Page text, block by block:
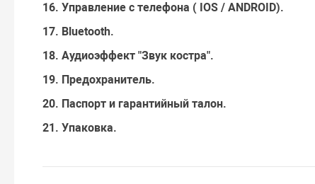
16. Управление с телефона ( IOS / ANDROID).
17. Bluetooth.
18. Аудиоэффект "Звук костра".
19. Предохранитель.
20. Паспорт и гарантийный талон.
21. Упаковка.